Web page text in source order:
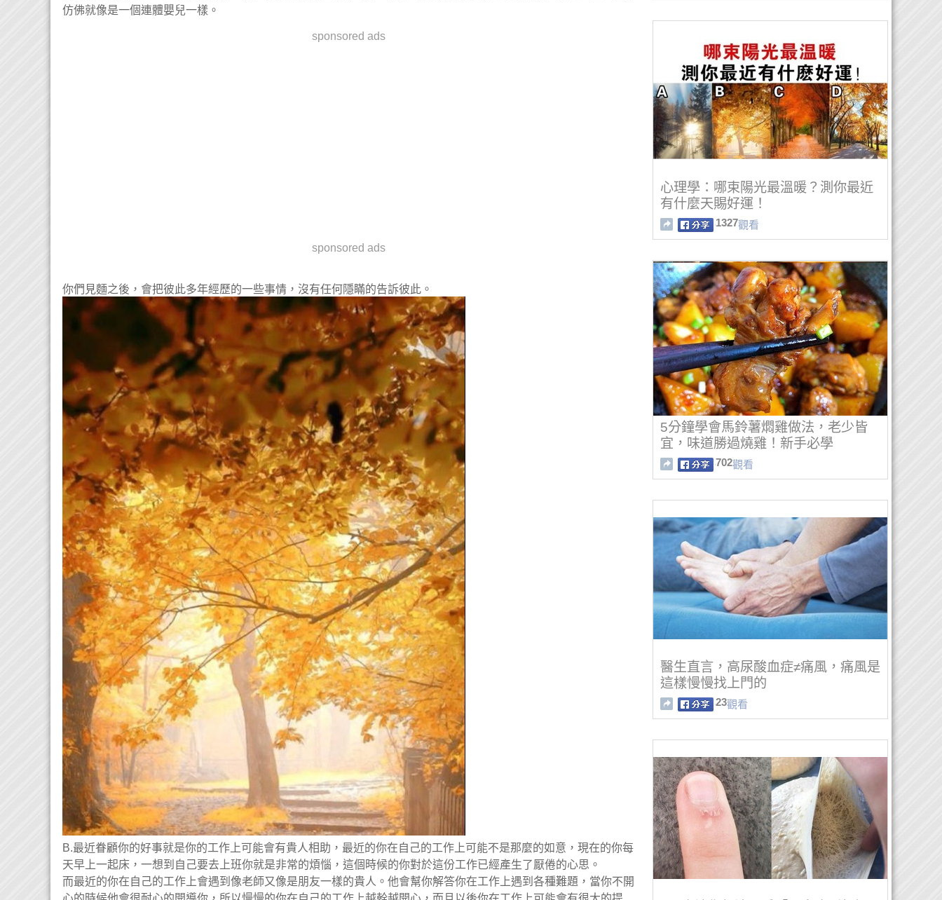
仿佛就像是一個連體嬰兒一樣。
sponsored ads
sponsored ads
你們見麵之後，會把彼此多年經歷的一些事情，沒有任何隱瞞的告訴彼此。
B.最近眷顧你的好事就是你的工作上可能會有貴人相助，最近的你在自己的工作上可能不是那麼的如意，現在的你每
天早上一起床，一想到自己要去上班你就是非常的煩惱，這個時候的你對於這份工作已經產生了厭倦的心思。
而最近的你在自己的工作上會遇到像老師又像是朋友一樣的貴人。他會幫你解答你在工作上遇到各種難題，當你不開
心理學：哪束陽光最溫暖？測你最近
有什麼天賜好運！
1327觀看
5分鐘學會馬鈴薯燜雞做法，老少皆
宜，味道勝過燒雞！新手必學
702觀看
醫生直言，高尿酸血症≠痛風，痛風是
這樣慢慢找上門的
23觀看